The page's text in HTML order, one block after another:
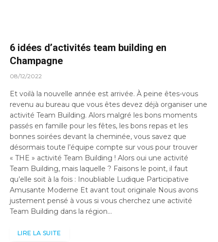
6 idées d’activités team building en
Champagne
08/12/2022
Et voilà la nouvelle année est arrivée. À peine êtes-vous
revenu au bureau que vous êtes devez déjà organiser une
activité Team Building. Alors malgré les bons moments
passés en famille pour les fêtes, les bons repas et les
bonnes soirées devant la cheminée, vous savez que
désormais toute l’équipe compte sur vous pour trouver
« THE » activité Team Building ! Alors oui une activité
Team Building, mais laquelle ? Faisons le point, il faut
qu’elle soit à la fois : Inoubliable Ludique Participative
Amusante Moderne Et avant tout originale Nous avons
justement pensé à vous si vous cherchez une activité
Team Building dans la région…
LIRE LA SUITE